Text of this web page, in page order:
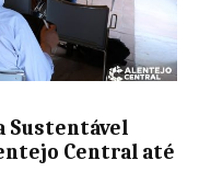
Sustentável
Central até